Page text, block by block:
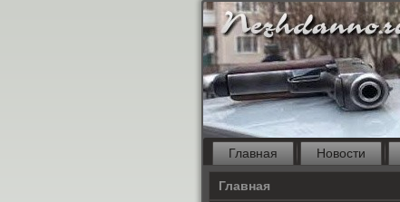
Главная Новости
Главная